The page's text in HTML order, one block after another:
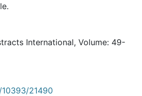
International, Volume: 49-
21490